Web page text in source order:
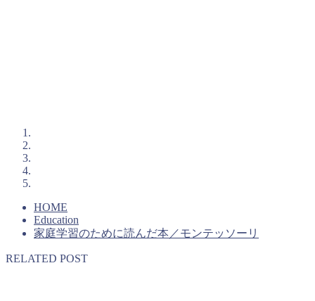
HOME
Education
家庭学習のために読んだ本／モンテッソーリ
RELATED POST